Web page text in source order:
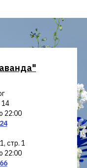
14
22:00
стр. 1
22:00